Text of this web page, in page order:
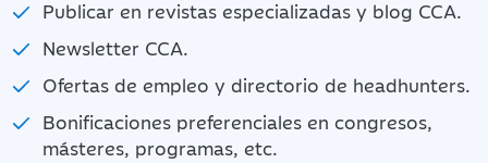
Publicar en revistas especializadas y blog CCA.
Newsletter CCA.
Ofertas de empleo y directorio de headhunters.
Bonificaciones preferenciales en congresos,
másteres, programas, etc.